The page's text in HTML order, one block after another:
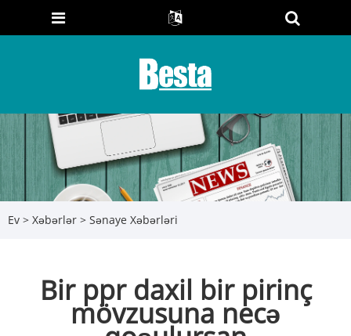
Ev > Xəbərlər > Sənaye Xəbərləri
Bir ppr daxil bir pirinç
mövzusuna necə